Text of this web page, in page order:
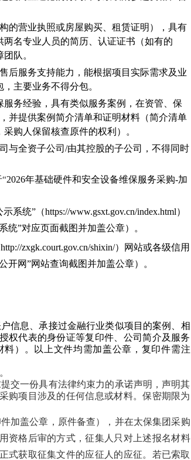
的营业执照或房屋购买、租赁证明），具有
两名专业人员的简历、认证证书（如有的
队。
后服务支持能力，能根据项目实际需求及业
主要业务不得分包。
务经验，具有类似服务案例，在资管、保
并提供案例简介清单和证明材料（简介清单
购人保留核查原件的权利）。
与全资子公司/由其控股的子公司，不得同时
2026年基础硬件和安全设备维保服务采购-加
统”（https://www.gsxt.gov.cn/index.html）
”对应页面截图并加盖公章）。
zxgk.court.gov.cn/shixin/）网站或各级信用
网”网站查询截图并加盖公章）。
信息、承接过金融行业类似项目的案例、相
权代表的身份证等复印件、公司简介及服务
）。以上文件均需加盖公章，复印件需注
交一份具有法律约束力的承诺声明，声明其
购项目涉及的任何信息或材料。保密期限为
加盖公章，原件备查），并在太保集团采购
资格后审的方式，征集人只对上述报名材料
式获取征集文件的应征人的应征。若已索取